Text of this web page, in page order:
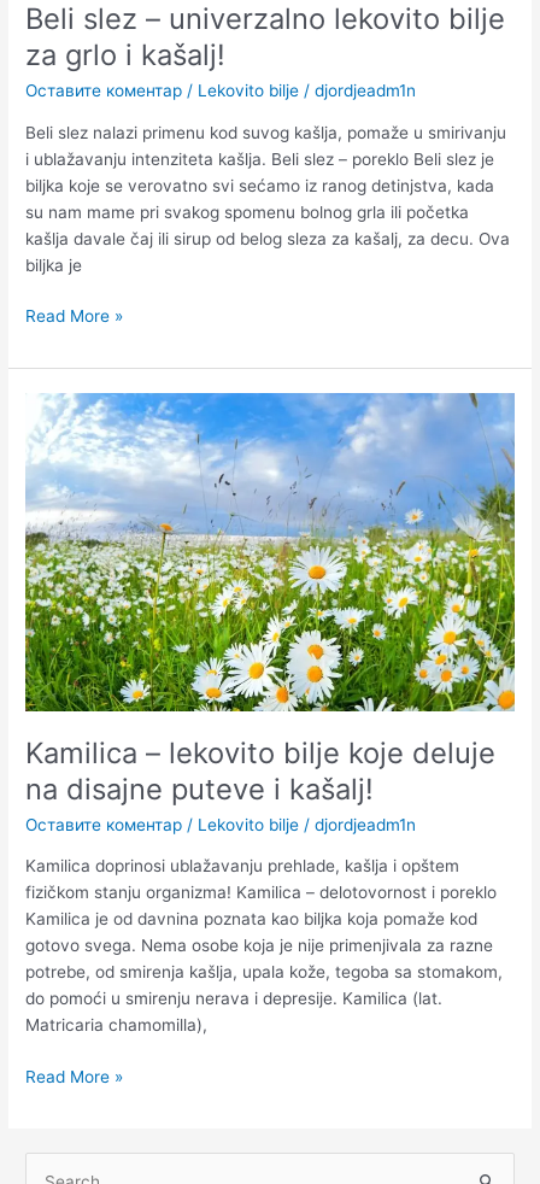
Beli slez – univerzalno lekovito bilje
za grlo i kašalj!
Оставите коментар / Lekovito bilje /djordjeadm1n
Beli slez nalazi primenu kod suvog kašlja, pomaže u smirivanju
i ublažavanju intenziteta kašlja. Beli slez – poreklo Beli slez je
biljka koje se verovatno svi sećamo iz ranog detinjstva, kada
su nam mame pri svakog spomenu bolnog grla ili početka
kašlja davale čaj ili sirup od belog sleza za kašalj, za decu. Ova
biljka je
Read More »
Kamilica – lekovito bilje koje deluje
na disajne puteve i kašalj!
Оставите коментар / Lekovito bilje /djordjeadm1n
Kamilica doprinosi ublažavanju prehlade, kašlja i opštem
fizičkom stanju organizma! Kamilica – delotovornost i poreklo
Kamilica je od davnina poznata kao biljka koja pomaže kod
gotovo svega. Nema osobe koja je nije primenjivala za razne
potrebe, od smirenja kašlja, upala kože, tegoba sa stomakom,
do pomoći u smirenju nerava i depresije. Kamilica (lat.
Matricaria chamomilla),
Kamilica
–
lekovito
bilje
koje
deluje
na
disajne
puteve
i
kašalj!
Read More »